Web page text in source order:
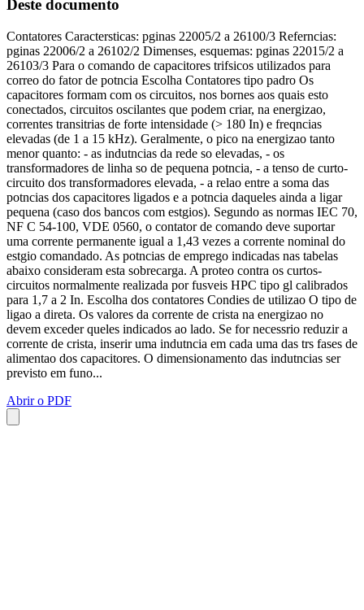
Deste documento
Contatores Caractersticas: pginas 22005/2 a 26100/3 Referncias:
pginas 22006/2 a 26102/2 Dimenses, esquemas: pginas 22015/2 a
26103/3 Para o comando de capacitores trifsicos utilizados para
correo do fator de potncia Escolha Contatores tipo padro Os
capacitores formam com os circuitos, nos bornes aos quais esto
conectados, circuitos oscilantes que podem criar, na energizao,
correntes transitrias de forte intensidade (> 180 In) e freqncias
elevadas (de 1 a 15 kHz). Geralmente, o pico na energizao tanto
menor quanto: - as indutncias da rede so elevadas, - os
transformadores de linha so de pequena potncia, - a tenso de curto-
circuito dos transformadores elevada, - a relao entre a soma das
potncias dos capacitores ligados e a potncia daqueles ainda a ligar
pequena (caso dos bancos com estgios). Segundo as normas IEC 70,
NF C 54-100, VDE 0560, o contator de comando deve suportar
uma corrente permanente igual a 1,43 vezes a corrente nominal do
estgio comandado. As potncias de emprego indicadas nas tabelas
abaixo consideram esta sobrecarga. A proteo contra os curtos-
circuitos normalmente realizada por fusveis HPC tipo gl calibrados
para 1,7 a 2 In. Escolha dos contatores Condies de utilizao O tipo de
ligao a direta. Os valores da corrente de crista na energizao no
devem exceder queles indicados ao lado. Se for necessrio reduzir a
corrente de crista, inserir uma indutncia em cada uma das trs fases de
alimentao dos capacitores. O dimensionamento das indutncias ser
previsto em funo...
Abrir o PDF